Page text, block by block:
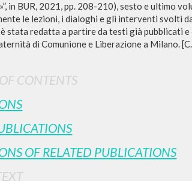
in BUR, 2021, pp. 208-210), sesto e ultimo
le lezioni, i dialoghi e gli interventi svolti
stata redatta a partire da testi già pubblicati
di Comunione e Liberazione a Milano.
CONTENTS
OF RELATED PUBLICATIONS
even more precise results? Use the